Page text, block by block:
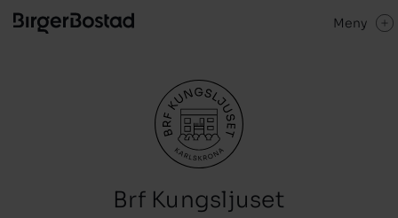
Meny
Brf Kungsljuset